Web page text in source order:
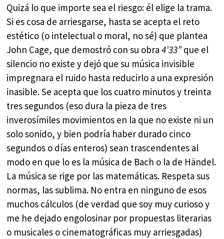
Quizá lo que importe sea el riesgo: él elige la trama.
Si es cosa de arriesgarse, hasta se acepta el reto
estético (o intelectual o moral, no sé) que plantea
John Cage, que demostró con su obra4’33” que el
silencio no existe y dejó que su música invisible
impregnara el ruido hasta reducirlo a una expresión
inasible. Se acepta que los cuatro minutos y treinta
tres segundos (eso dura la pieza de tres
inverosímiles movimientos en la que no existe ni un
solo sonido, y bien podría haber durado cinco
segundos o días enteros) sean trascendentes al
modo en que lo es la música de Bach o la de Händel.
La música se rige por las matemáticas. Respeta sus
normas, las sublima. No entra en ninguno de esos
muchos cálculos (de verdad que soy muy curioso y
me he dejado engolosinar por propuestas literarias
o musicales o cinematográficas muy arriesgadas)